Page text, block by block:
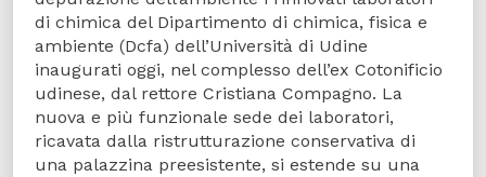
di chimica del Dipartimento di chimica, fisica e
ambiente (Dcfa) dell’Università di Udine
inaugurati oggi, nel complesso dell’ex Cotonificio
udinese, dal rettore Cristiana Compagno. La
nuova e più funzionale sede dei laboratori,
ricavata dalla ristrutturazione conservativa di
una palazzina preesistente, si estende su una